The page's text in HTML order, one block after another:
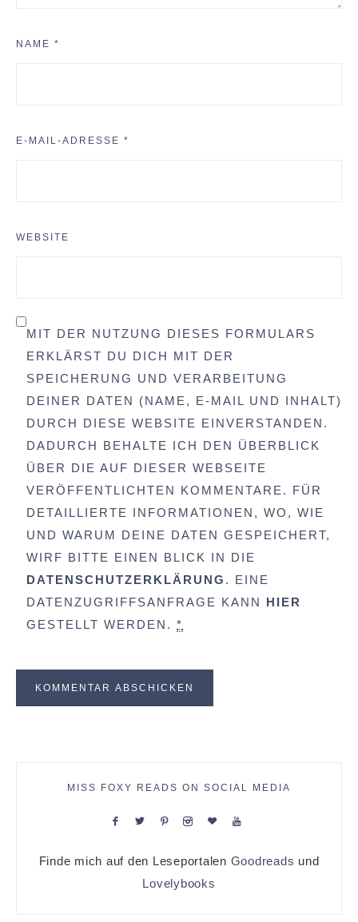
NAME *
E-MAIL-ADRESSE *
WEBSITE
MIT DER NUTZUNG DIESES FORMULARS
ERKLÄRST DU DICH MIT DER
SPEICHERUNG UND VERARBEITUNG
DEINER DATEN (NAME, E-MAIL UND INHALT)
DURCH DIESE WEBSITE EINVERSTANDEN.
DADURCH BEHALTE ICH DEN ÜBERBLICK
ÜBER DIE AUF DIESER WEBSEITE
VERÖFFENTLICHTEN KOMMENTARE. FÜR
DETAILLIERTE INFORMATIONEN, WO, WIE
UND WARUM DEINE DATEN GESPEICHERT,
WIRF BITTE EINEN BLICK IN DIE
DATENSCHUTZERKLÄRUNG . EINE
DATENZUGRIFFSANFRAGE KANN HIER
GESTELLT WERDEN. *
MISS FOXY READS ON SOCIAL MEDIA
Finde mich auf den Leseportalen Goodreads und
Lovelybooks